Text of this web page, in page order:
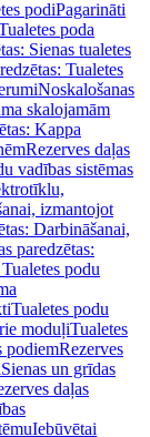
podiPagarināti
poda
Sienas tualetes
Tualetes
Noskalošanas
skalojamām
Kappa
Rezerves daļas
vadības sistēmas
izmantojot
Darbināšanai,
paredzētas:
podu
Tualetes podu
moduļiTualetes
podiemRezerves
Sienas un grīdas
daļas
Iebūvētai